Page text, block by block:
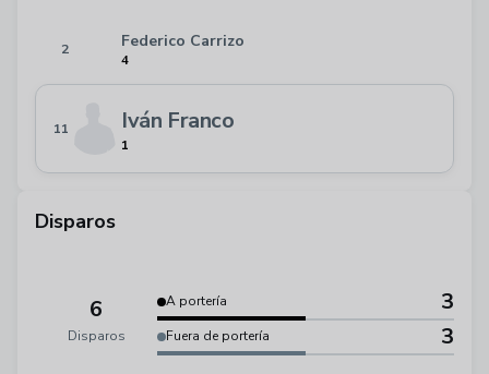
2 Federico Carrizo
4
11 Iván Franco
1
Disparos
6
Disparos
A portería 3
Fuera de portería 3